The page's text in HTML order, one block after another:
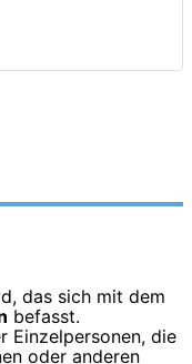
das sich mit dem
befasst.
Einzelpersonen, die
oder anderen